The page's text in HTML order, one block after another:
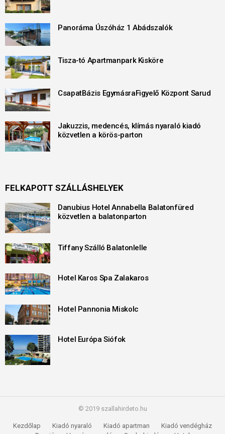
Panoráma Úszóház 1 Abádszalók
Tisza-tó Apartmanpark Kisköre
CsapatBázis EgymásraFigyelő Központ Sarud
Jakuzzis, medencés, klímás nyaraló kiadó
közvetlen a körös-parton
FELKAPOTT SZÁLLÁSHELYEK
Danubius Hotel Annabella Balatonfüred
közvetlen a balatonparton
Tiffany Szálló Balatonlelle
Hotel Karos Spa Zalakaros
Hotel Pannonia Miskolc
Hotel Európa Siófok
© 2019 szallahirdeto.hu
Kezdőlap Kiadó nyaraló Kiadó apartman
Kiadó vendégház